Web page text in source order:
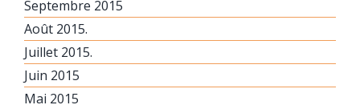
Septembre 2015
Août 2015.
Juillet 2015.
Juin 2015
Mai 2015